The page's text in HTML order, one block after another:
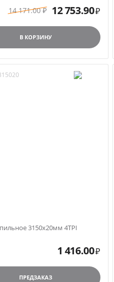
14 171.00 ₽ 12 753.90₽
В КОРЗИНУ
3150х20мм 4TPI
1 416.00₽
ПРЕДЗАКАЗ